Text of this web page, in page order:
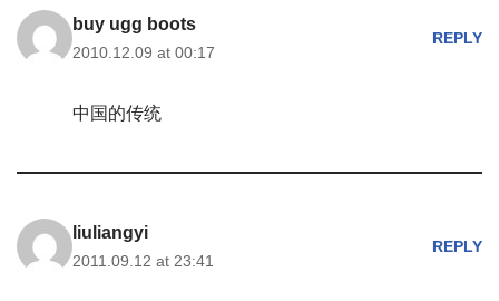
buy ugg boots
2010.12.09 at 00:17
REPLY
中国的传统
liuliangyi
2011.09.12 at 23:41
REPLY